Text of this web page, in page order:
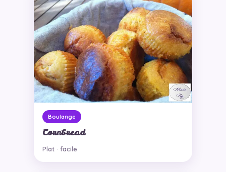
Boulange
Cornbread
Plat · facile